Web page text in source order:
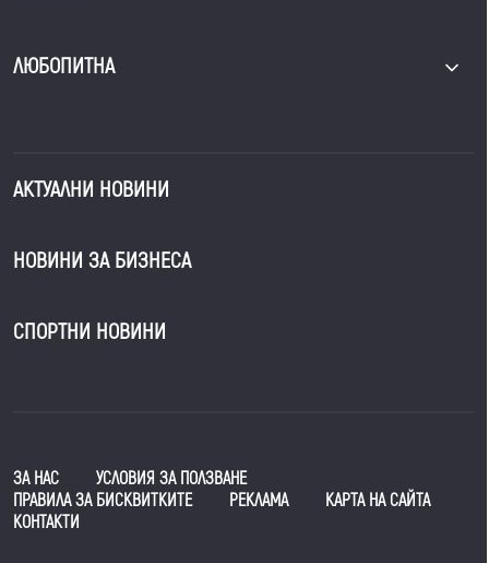
ЛЮБОПИТНА
АКТУАЛНИ НОВИНИ
НОВИНИ ЗА БИЗНЕСА
СПОРТНИ НОВИНИ
ЗА НАС
УСЛОВИЯ ЗА ПОЛЗВАНЕ
ПРАВИЛА ЗА БИСКВИТКИТЕ
РЕКЛАМА
КАРТА НА САЙТА
КОНТАКТИ